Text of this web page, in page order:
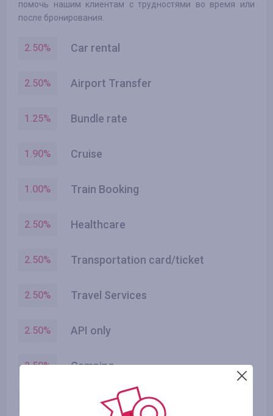
помочь нашим клиентам с трудностями во время или
после бронирования.
2.50% Car rental
2.50% Airport Transfer
1.25% Bundle rate
1.90% Cruise
1.00% Train Booking
2.50% Healthcare
2.50% Transportation card/ticket
2.50% Travel Services
2.50% API only
2.50% Camping
Tickets